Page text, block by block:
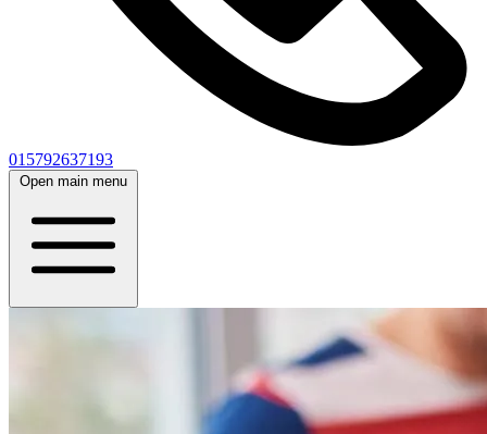
015792637193
Open main menu